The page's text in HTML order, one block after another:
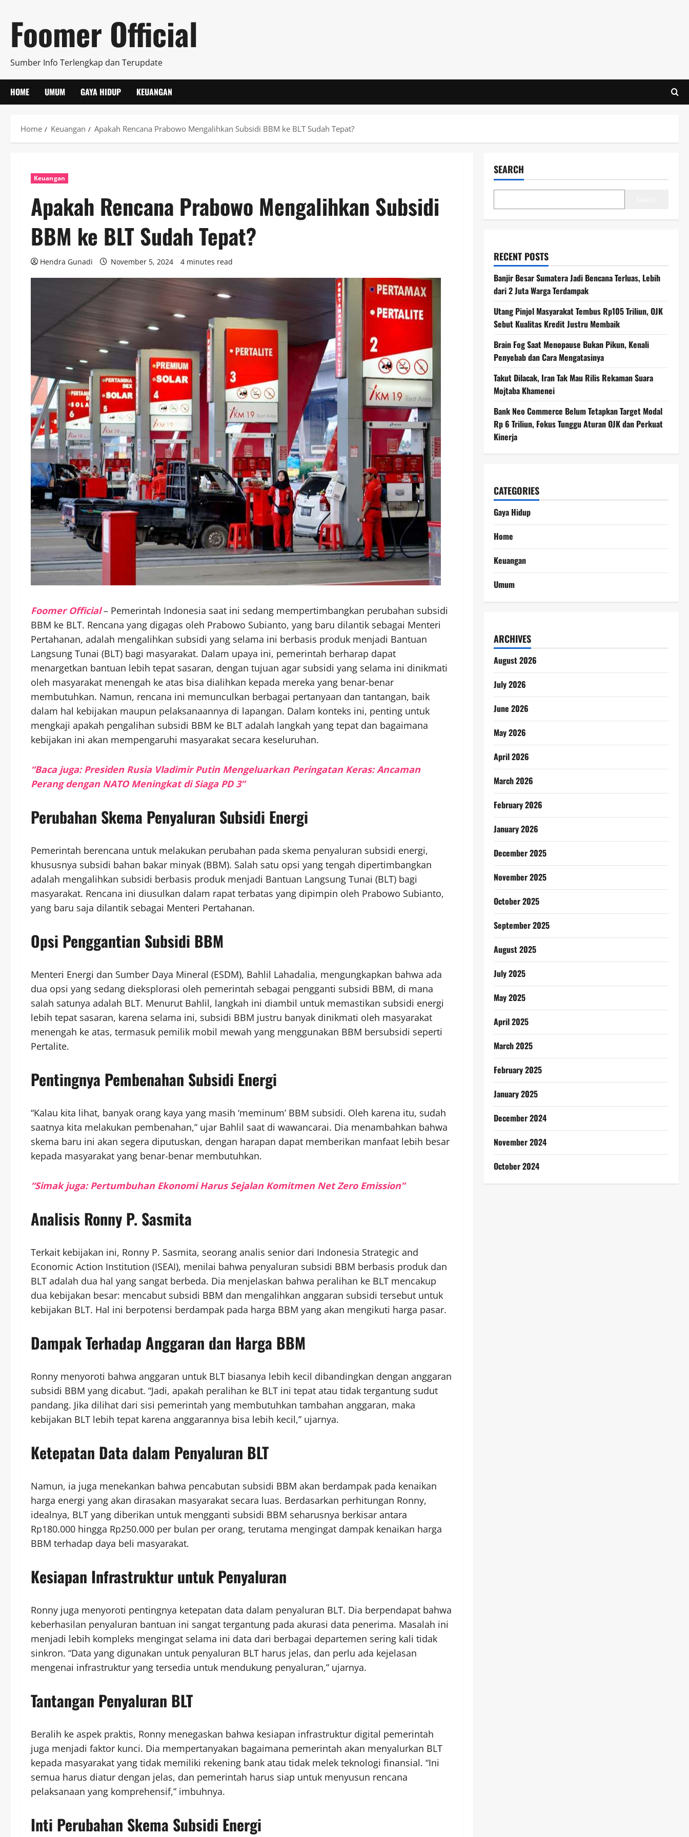
content
Foomer Official
Sumber Info Terlengkap dan Terupdate
HOME UMUM GAYA HIDUP KEUANGAN
Home Keuangan Apakah Rencana Prabowo Mengalihkan Subsidi BBM ke BLT Sudah Tepat?
Keuangan
Apakah Rencana Prabowo Mengalihkan Subsidi
BBM ke BLT Sudah Tepat?
Hendra Gunadi November 5, 2024 4 minutes read
Foomer Official– Pemerintah Indonesia saat ini sedang mempertimbangkan perubahan subsidi
BBM ke BLT. Rencana yang digagas oleh Prabowo Subianto, yang baru dilantik sebagai Menteri
Pertahanan, adalah mengalihkan subsidi yang selama ini berbasis produk menjadi Bantuan
Langsung Tunai (BLT) bagi masyarakat. Dalam upaya ini, pemerintah berharap dapat
menargetkan bantuan lebih tepat sasaran, dengan tujuan agar subsidi yang selama ini dinikmati
oleh masyarakat menengah ke atas bisa dialihkan kepada mereka yang benar-benar
membutuhkan. Namun, rencana ini memunculkan berbagai pertanyaan dan tantangan, baik
dalam hal kebijakan maupun pelaksanaannya di lapangan. Dalam konteks ini, penting untuk
mengkaji apakah pengalihan subsidi BBM ke BLT adalah langkah yang tepat dan bagaimana
kebijakan ini akan mempengaruhi masyarakat secara keseluruhan.
“Baca juga: Presiden Rusia Vladimir Putin Mengeluarkan Peringatan Keras: Ancaman
Perang dengan NATO Meningkat di Siaga PD 3”
Perubahan Skema Penyaluran Subsidi Energi
Pemerintah berencana untuk melakukan perubahan pada skema penyaluran subsidi energi,
khususnya subsidi bahan bakar minyak (BBM). Salah satu opsi yang tengah dipertimbangkan
adalah mengalihkan subsidi berbasis produk menjadi Bantuan Langsung Tunai (BLT) bagi
masyarakat. Rencana ini diusulkan dalam rapat terbatas yang dipimpin oleh Prabowo Subianto,
yang baru saja dilantik sebagai Menteri Pertahanan.
Opsi Penggantian Subsidi BBM
Menteri Energi dan Sumber Daya Mineral (ESDM), Bahlil Lahadalia, mengungkapkan bahwa ada
dua opsi yang sedang dieksplorasi oleh pemerintah sebagai pengganti subsidi BBM, di mana
salah satunya adalah BLT. Menurut Bahlil, langkah ini diambil untuk memastikan subsidi energi
lebih tepat sasaran, karena selama ini, subsidi BBM justru banyak dinikmati oleh masyarakat
menengah ke atas, termasuk pemilik mobil mewah yang menggunakan BBM bersubsidi seperti
Pertalite.
Pentingnya Pembenahan Subsidi Energi
“Kalau kita lihat, banyak orang kaya yang masih ‘meminum’ BBM subsidi. Oleh karena itu, sudah
saatnya kita melakukan pembenahan,” ujar Bahlil saat di wawancarai. Dia menambahkan bahwa
skema baru ini akan segera diputuskan, dengan harapan dapat memberikan manfaat lebih besar
kepada masyarakat yang benar-benar membutuhkan.
“Simak juga: Pertumbuhan Ekonomi Harus Sejalan Komitmen Net Zero Emission”
Analisis Ronny P. Sasmita
Terkait kebijakan ini, Ronny P. Sasmita, seorang analis senior dari Indonesia Strategic and
Economic Action Institution (ISEAI), menilai bahwa penyaluran subsidi BBM berbasis produk dan
BLT adalah dua hal yang sangat berbeda. Dia menjelaskan bahwa peralihan ke BLT mencakup
dua kebijakan besar: mencabut subsidi BBM dan mengalihkan anggaran subsidi tersebut untuk
kebijakan BLT. Hal ini berpotensi berdampak pada harga BBM yang akan mengikuti harga pasar.
Dampak Terhadap Anggaran dan Harga BBM
Ronny menyoroti bahwa anggaran untuk BLT biasanya lebih kecil dibandingkan dengan anggaran
subsidi BBM yang dicabut. “Jadi, apakah peralihan ke BLT ini tepat atau tidak tergantung sudut
pandang. Jika dilihat dari sisi pemerintah yang membutuhkan tambahan anggaran, maka
kebijakan BLT lebih tepat karena anggarannya bisa lebih kecil,” ujarnya.
Ketepatan Data dalam Penyaluran BLT
Namun, ia juga menekankan bahwa pencabutan subsidi BBM akan berdampak pada kenaikan
harga energi yang akan dirasakan masyarakat secara luas. Berdasarkan perhitungan Ronny,
idealnya, BLT yang diberikan untuk mengganti subsidi BBM seharusnya berkisar antara
Rp180.000 hingga Rp250.000 per bulan per orang, terutama mengingat dampak kenaikan harga
BBM terhadap daya beli masyarakat.
Kesiapan Infrastruktur untuk Penyaluran
Ronny juga menyoroti pentingnya ketepatan data dalam penyaluran BLT. Dia berpendapat bahwa
keberhasilan penyaluran bantuan ini sangat tergantung pada akurasi data penerima. Masalah ini
menjadi lebih kompleks mengingat selama ini data dari berbagai departemen sering kali tidak
sinkron. “Data yang digunakan untuk penyaluran BLT harus jelas, dan perlu ada kejelasan
mengenai infrastruktur yang tersedia untuk mendukung penyaluran,” ujarnya.
Tantangan Penyaluran BLT
Beralih ke aspek praktis, Ronny menegaskan bahwa kesiapan infrastruktur digital pemerintah
juga menjadi faktor kunci. Dia mempertanyakan bagaimana pemerintah akan menyalurkan BLT
kepada masyarakat yang tidak memiliki rekening bank atau tidak melek teknologi finansial. “Ini
semua harus diatur dengan jelas, dan pemerintah harus siap untuk menyusun rencana
pelaksanaan yang komprehensif,” imbuhnya.
Inti Perubahan Skema Subsidi Energi
SEARCH
RECENT POSTS
Banjir Besar Sumatera Jadi Bencana Terluas, Lebih
dari 2 Juta Warga Terdampak
Utang Pinjol Masyarakat Tembus Rp105 Triliun, OJK
Sebut Kualitas Kredit Justru Membaik
Brain Fog Saat Menopause Bukan Pikun, Kenali
Penyebab dan Cara Mengatasinya
Takut Dilacak, Iran Tak Mau Rilis Rekaman Suara
Mojtaba Khamenei
Bank Neo Commerce Belum Tetapkan Target Modal
Rp 6 Triliun, Fokus Tunggu Aturan OJK dan Perkuat
Kinerja
CATEGORIES
Gaya Hidup
Home
Keuangan
Umum
ARCHIVES
August 2026
July 2026
June 2026
May 2026
April 2026
March 2026
February 2026
January 2026
December 2025
November 2025
October 2025
September 2025
August 2025
July 2025
May 2025
April 2025
March 2025
February 2025
January 2025
December 2024
November 2024
October 2024